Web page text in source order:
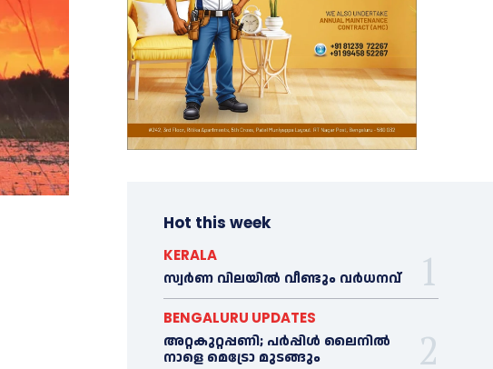
Hot this week
KERALA
സ്വർണ വിലയില്‍ വീണ്ടും വർധനവ്
BENGALURU UPDATES
അറ്റകുറ്റപ്പണി; പർപ്പിൾ ലൈനില്‍
നാളെ മെട്രോ മുടങ്ങും